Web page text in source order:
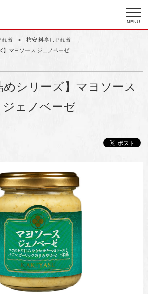
MENU
れ煮
柿安 料亭しぐれ煮
】マヨソース ジェノベーゼ
めシリーズ】マヨソース
ジェノベーゼ